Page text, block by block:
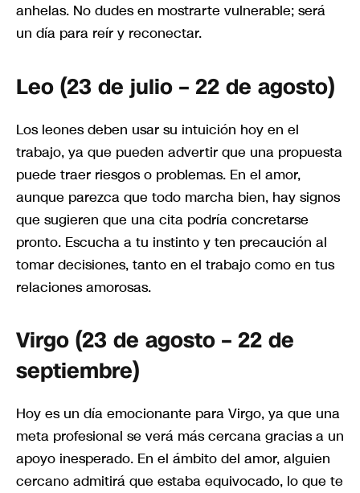
anhelas. No dudes en mostrarte vulnerable; será
un día para reír y reconectar.
Leo (23 de julio – 22 de agosto)
Los leones deben usar su intuición hoy en el
trabajo, ya que pueden advertir que una propuesta
puede traer riesgos o problemas. En el amor,
aunque parezca que todo marcha bien, hay signos
que sugieren que una cita podría concretarse
pronto. Escucha a tu instinto y ten precaución al
tomar decisiones, tanto en el trabajo como en tus
relaciones amorosas.
Virgo (23 de agosto – 22 de
septiembre)
Hoy es un día emocionante para Virgo, ya que una
meta profesional se verá más cercana gracias a un
apoyo inesperado. En el ámbito del amor, alguien
cercano admitirá que estaba equivocado, lo que te